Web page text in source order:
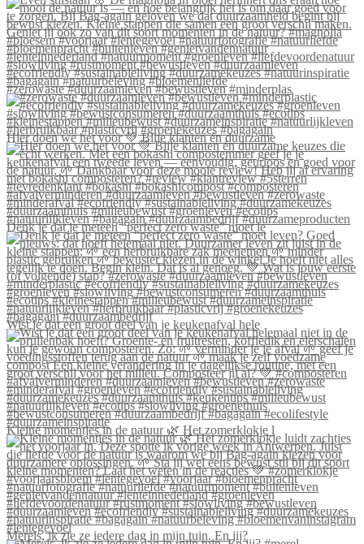
#zerowaste #duurzaamleven #bewustleven #minderplas
Hier doen we het voor 💚 Blije klanten én duurzame
Denk je dat je meteen “perfect zero waste” moet le
Wist je dat een groot deel van je keukenafval hele
Kleine momentjes in de natuur 🌿 Het zomerklokje l
Merels, ik zie ze iedere dag in mijn tuin. En jij?